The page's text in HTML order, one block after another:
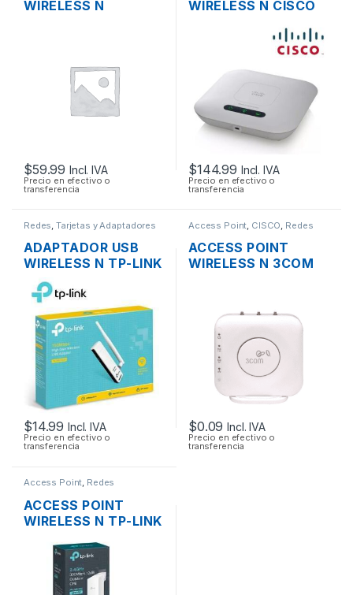
WIRELESS N
DUAL BAND GIGABIT
SOPORTA POE
$59.99 Incl. IVA
Precio en efectivo o
transferencia
WIRELESS N CISCO
DOS ANTENAS INT.
300MBPS SOPORTE
POE + FUENTE
$144.99 Incl. IVA
Precio en efectivo o
transferencia
Redes ,Tarjetas y Adaptadores
Wireless
ADAPTADOR USB
WIRELESS N TP-LINK
TL-WN722N UNA
ANTENA ALTA
GANANCIA
$14.99 Incl. IVA
Precio en efectivo o
transferencia
Access Point CISCO Redes
ACCESS POINT
WIRELESS N 3COM
$0.09 Incl. IVA
Precio en efectivo o
transferencia
Access Point, Redes
ACCESS POINT
WIRELESS N TP-LINK
12DBI 1000MW
300MBPS + POE
OUTDOOR